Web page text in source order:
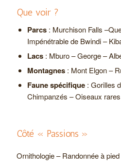
Que voir ?
Parcs: Murchison Falls
Impénétrable de Bwindi –
Lacs: Mburo – George –
Montagnes: Mont Elgon –
Faune spécifique: Gorilles
Chimpanzés – Oiseaux rares
Côté « Passions »
Ornithologie – Randonnée à